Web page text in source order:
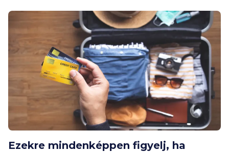
Ezekre mindenképpen figyelj, ha